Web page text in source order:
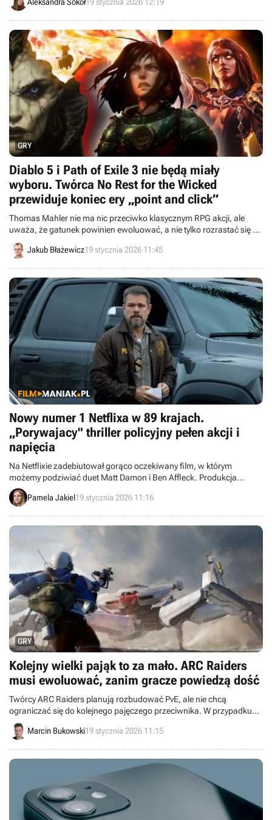
GRY
Diablo 5 i Path of Exile 3 nie będą miały
wyboru. Twórca No Rest for the Wicked
przewiduje koniec ery „point and click”
Thomas Mahler nie ma nic przeciwko klasycznym RPG akcji, ale
uważa, że gatunek powinien ewoluować, a nie tylko rozrastać się na
boki.
Jakub Błażewicz19 stycznia 2026 11:45
Nowy numer 1 Netflixa w 89 krajach.
„Porywajacy" thriller policyjny pełen akcji i
napięcia
Na Netflixie zadebiutował gorąco oczekiwany film, w którym
możemy podziwiać duet Matt Damon i Ben Affleck. Produkcja
natychmiast stała się hitem i spotkała się z dobrym przyjęciem przez
widzów i krytyków.
Pamela Jakiel19 stycznia 2026 11:16
GRY
Kolejny wielki pająk to za mało. ARC Raiders
musi ewoluować, zanim gracze powiedzą dość
Twórcy ARC Raiders planują rozbudować PvE, ale nie chcą
ograniczać się do kolejnego pajęczego przeciwnika. W przypadku
ogromnych maszyn problemem mogą być jednak serwery gry.
Marcin Bukowski19 stycznia 2026 11:15